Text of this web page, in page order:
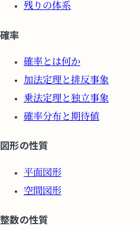
残りの体系
確率
確率とは何か
加法定理と排反事象
乗法定理と独立事象
確率分布と期待値
図形の性質
平面図形
空間図形
整数の性質